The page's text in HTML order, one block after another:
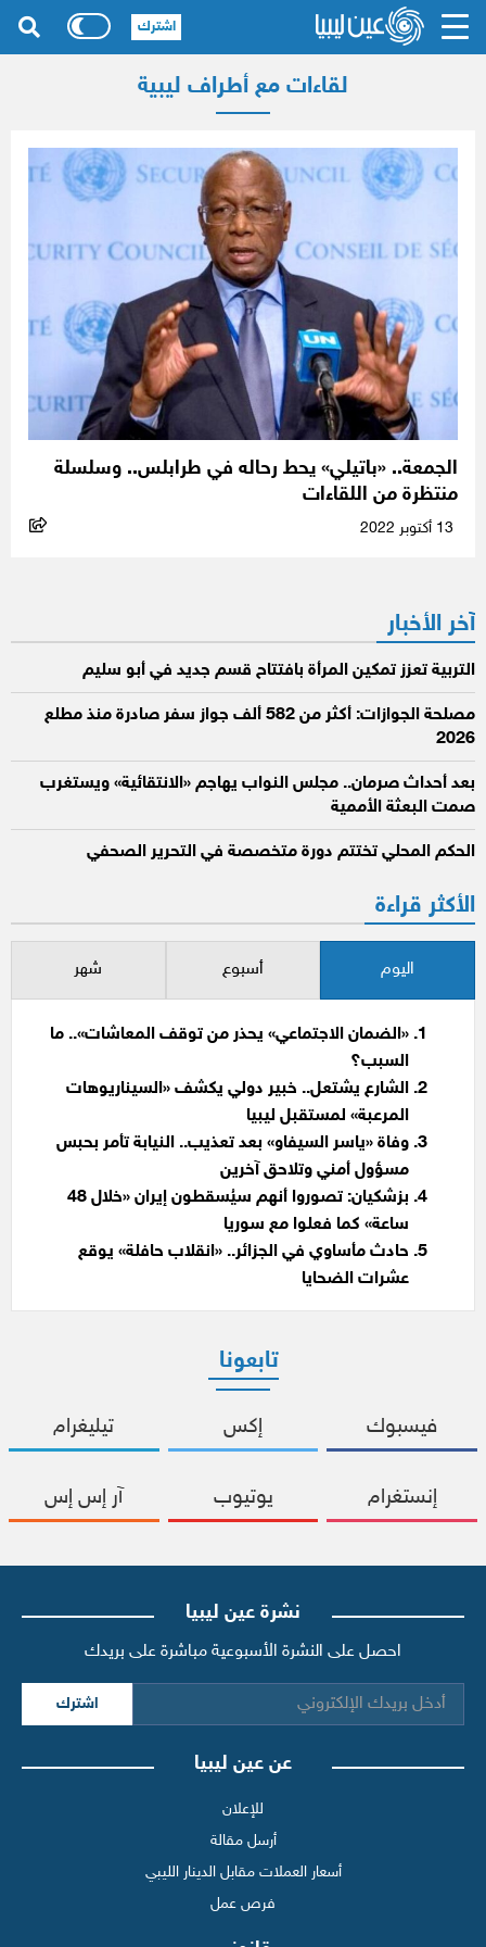
لقاءات مع أطراف ليبية
الجمعة.. «باتيلي» يحط رحاله في طرابلس.. وسلسلة
منتظرة من اللقاءات
آخر الأخبار
التربية تعزز تمكين المرأة بافتتاح قسم جديد في أبو سليم
مصلحة الجوازات: أكثر من 582 ألف جواز سفر صادرة منذ مطلع
2026
بعد أحداث صرمان.. مجلس النواب يهاجم «الانتقائية» ويستغرب
صمت البعثة الأممية
الحكم المحلي تختتم دورة متخصصة في التحرير الصحفي
الأكثر قراءة
اليوم أسبوع شهر
«الضمان الاجتماعي» يحذر من توقف المعاشات».. ما
السبب؟
الشارع يشتعل.. خبير دولي يكشف «السيناريوهات
المرعبة» لمستقبل ليبيا
وفاة «ياسر السيفاو» بعد تعذيب.. النيابة تأمر بحبس
مسؤول أمني وتلاحق آخرين
بزشكيان: تصوروا أنهم سيُسقطون إيران «خلال 48
ساعة» كما فعلوا مع سوريا
حادث مأساوي في الجزائر.. «انقلاب حافلة» يوقع
عشرات الضحايا
تابعونا
فيسبوك إكس تيليغرام
إنستغرام يوتيوب آر إس إس
نشرة عين ليبيا
احصل على النشرة الأسبوعية مباشرة على بريدك
اشترك
عن عين ليبيا
للإعلان
أرسل مقالة
أسعار العملات مقابل الدينار الليبي
فرص عمل
اشترك